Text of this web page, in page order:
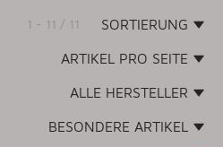
1 - 11 / 11 SORTIERUNG
ARTIKEL PRO SEITE
ALLE HERSTELLER
BESONDERE ARTIKEL